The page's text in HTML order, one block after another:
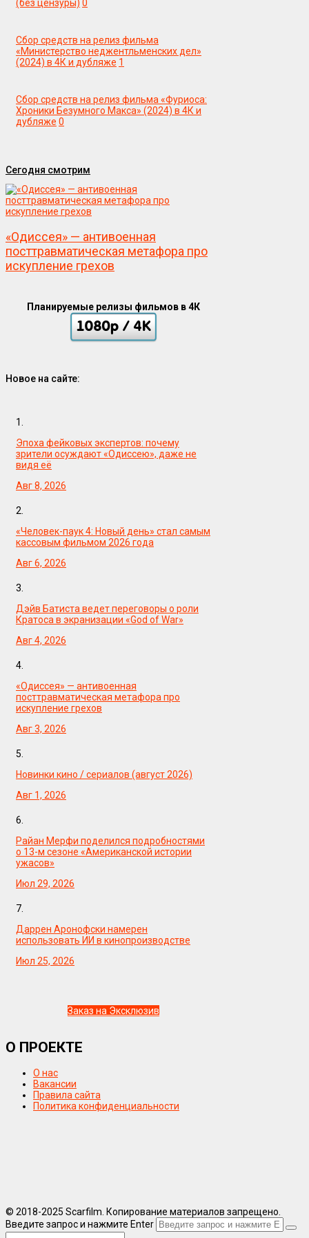
(без цензуры) 0
Сбор средств на релиз фильма
«Министерство неджентльменских дел»
(2024) в 4К и дубляже 1
Сбор средств на релиз фильма «Фуриоса:
Хроники Безумного Макса» (2024) в 4К и
дубляже 0
Сегодня смотрим
«Одиссея» — антивоенная
посттравматическая метафора про
искупление грехов
Планируемые релизы фильмов в 4К
Новое на сайте:
1.
Эпоха фейковых экспертов: почему
зрители осуждают «Одиссею», даже не
видя её
Авг 8, 2026
2.
«Человек-паук 4: Новый день» стал самым
кассовым фильмом 2026 года
Авг 6, 2026
3.
Дэйв Батиста ведет переговоры о роли
Кратоса в экранизации «God of War»
Авг 4, 2026
4.
«Одиссея» — антивоенная
посттравматическая метафора про
искупление грехов
Авг 3, 2026
5.
Новинки кино / сериалов (август 2026)
Авг 1, 2026
6.
Райан Мерфи поделился подробностями
о 13-м сезоне «Американской истории
ужасов»
Июл 29, 2026
7.
Даррен Аронофски намерен
использовать ИИ в кинопроизводстве
Июл 25, 2026
Заказ на Эксклюзив
О ПРОЕКТЕ
О нас
Вакансии
Правила сайта
Политика конфиденциальности
© 2018-2025 Scarfilm. Копирование материалов запрещено.
Введите запрос и нажмите Enter